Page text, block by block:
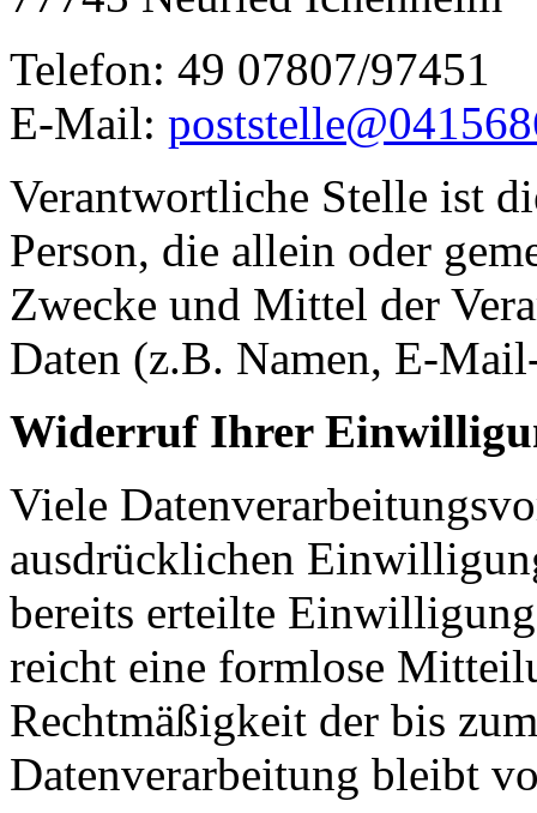
Telefon: 49 07807/97451
E-Mail:
Verantwortliche Stelle ist
Person, die allein oder
Zwecke und Mittel der
Daten (z.B. Namen, E-
Widerruf Ihrer
Viele
ausdrücklichen
bereits erteilte
reicht eine formlose
Rechtmäßigkeit der bis
Datenverarbeitung bleibt